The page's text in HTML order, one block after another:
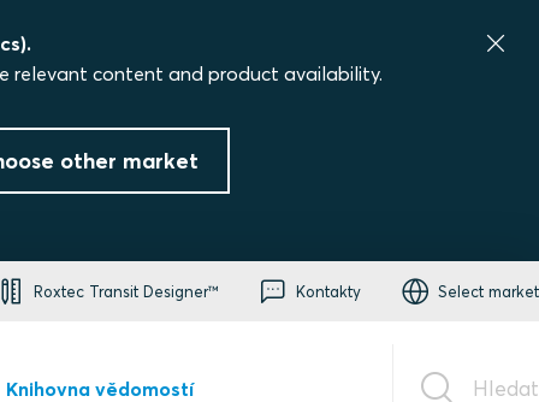
relevant content and product availability.
other market
Roxtec Transit Designer™ Kontakty Select market
Knihovna vědomostí Hledat